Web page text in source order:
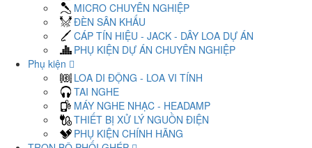
MICRO CHUYÊN NGHIỆP
ĐÈN SÂN KHẤU
CÁP TÍN HIỆU - JACK - DÂY LOA DỰ ÁN
PHỤ KIỆN DỰ ÁN CHUYÊN NGHIỆP
Phụ kiện
LOA DI ĐỘNG - LOA VI TÍNH
TAI NGHE
MÁY NGHE NHẠC - HEADAMP
THIẾT BỊ XỬ LÝ NGUỒN ĐIỆN
PHỤ KIỆN CHÍNH HÃNG